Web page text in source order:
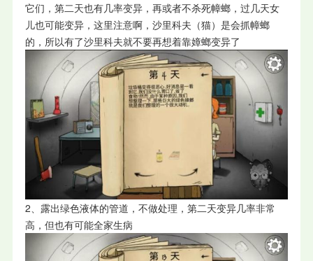
它们，第二天也有几率变异，再或者不杀死幛螂，过几天女
儿也可能变异，这里注意啊，沙里科夫（猫）是会抓幛螂
的，所以有了沙里科夫就不要再想着靠嫜螂变异了
2、露出绿色液体的管道，不做处理，第二天变异几率非常
高，但也有可能全家生病